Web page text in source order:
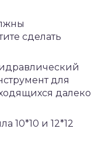
сделать
для
далеко
10*10 и 12*12